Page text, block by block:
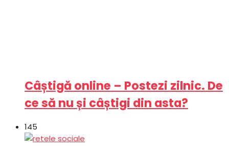
Câștigă online – Postezi zilnic. De
ce să nu și câștigi din asta?
145